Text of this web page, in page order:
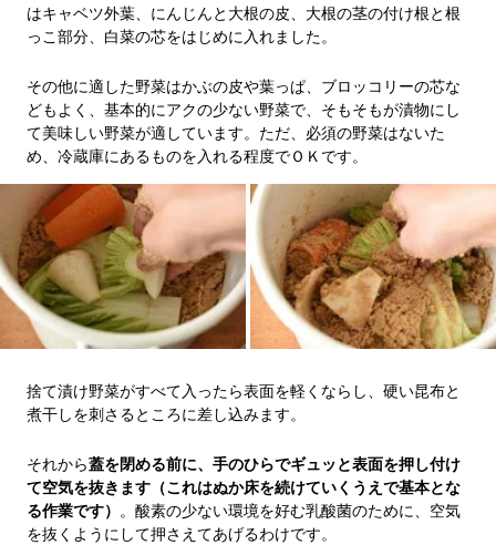
はキャベツ外葉、にんじんと大根の皮、大根の茎の付け根と根
っこ部分、白菜の芯をはじめに入れました。
その他に適した野菜はかぶの皮や葉っぱ、ブロッコリーの芯な
どもよく、基本的にアクの少ない野菜で、そもそもが漬物にし
て美味しい野菜が適しています。ただ、必須の野菜はないた
め、冷蔵庫にあるものを入れる程度でＯＫです。
捨て漬け野菜がすべて入ったら表面を軽くならし、硬い昆布と
煮干しを刺さるところに差し込みます。
それから蓋を閉める前に、手のひらでギュッと表面を押し付け
て空気を抜きます（これはぬか床を続けていくうえで基本とな
る作業です） 。酸素の少ない環境を好む乳酸菌のために、空気
を抜くようにして押さえてあげるわけです。